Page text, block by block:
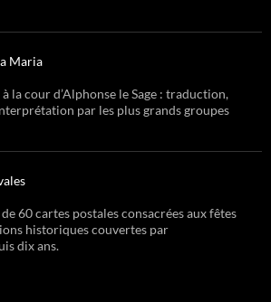
Maria
la cour d’Alphonse le Sage : traduction,
par les plus grands groupes
60 cartes postales consacrées aux fêtes
historiques couvertes par
dix ans.